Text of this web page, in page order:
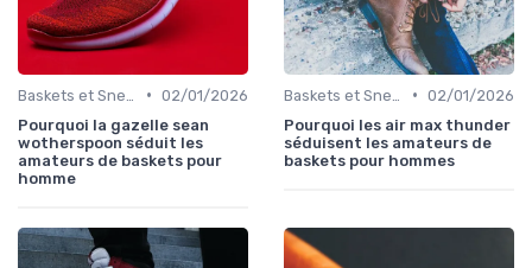
• 02/01/2026
Pourquoi la gazelle sean
wotherspoon séduit les
amateurs de baskets pour
homme
• 02/01/2026
Pourquoi les air max thunder
séduisent les amateurs de
baskets pour hommes